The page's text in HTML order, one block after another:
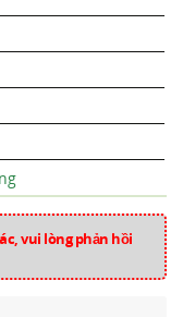
vui lòng phản hồi